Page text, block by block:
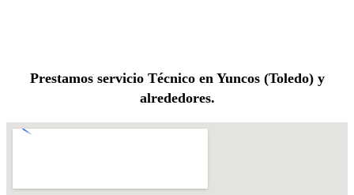
Prestamos servicio Técnico en Yuncos (Toledo) y
alrededores.